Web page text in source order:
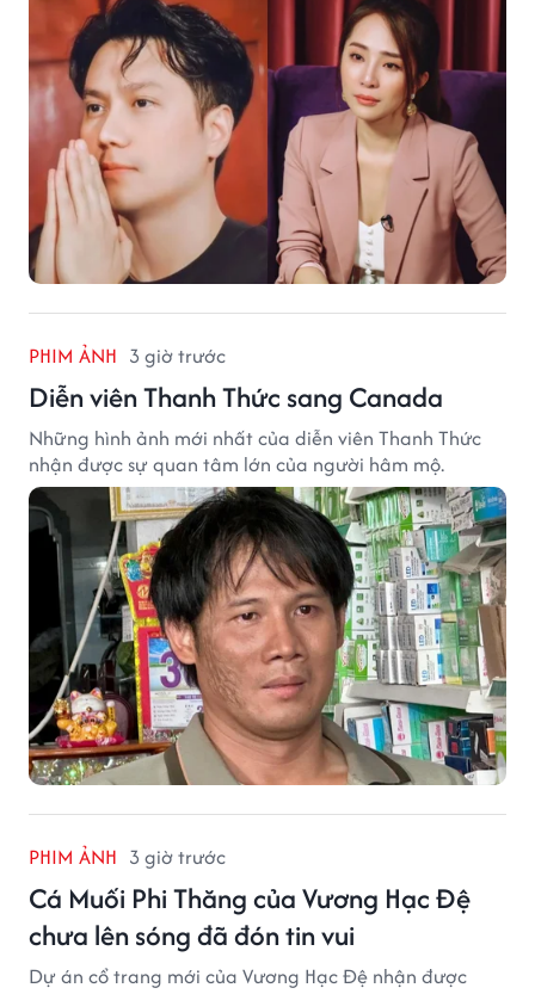
PHIM ẢNH 3 giờ trước
Diễn viên Thanh Thức sang Canada
Những hình ảnh mới nhất của diễn viên Thanh Thức
nhận được sự quan tâm lớn của người hâm mộ.
PHIM ẢNH 3 giờ trước
Cá Muối Phi Thăng của Vương Hạc Đệ
chưa lên sóng đã đón tin vui
Dự án cổ trang mới của Vương Hạc Đệ nhận được